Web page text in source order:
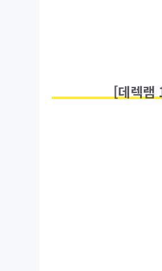
[데렉램